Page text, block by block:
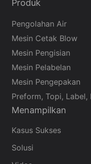
penutupan, botol
secara otomatis
dimasukkan rata. Ini
dalam tutup dan
Produk
Pengolahan Air
Mesin Cetak Blow
Mesin Pengisian
Mesin Pelabelan
Mesin Pengepakan
Preform, Topi, Label,
Menampilkan
Kasus Sukses
Solusi